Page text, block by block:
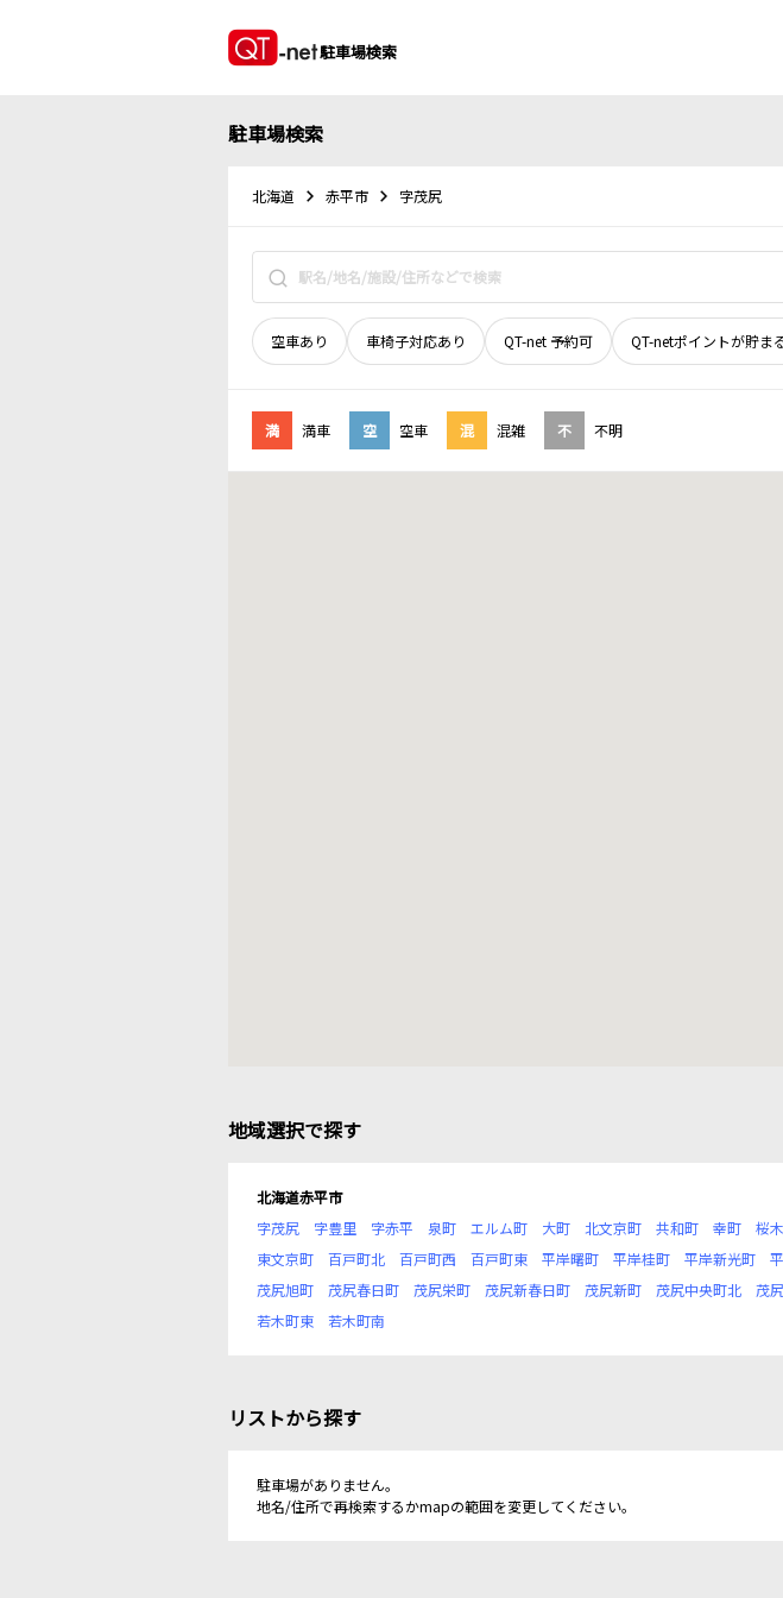
駐車場検索
駐車場検索
北海道 赤平市 字茂尻
空車あり 車椅子対応あり QT-net 予約可 QT-netポイントが貯ま
満 満車 空 空車 混 混雑 不 不明
地域選択で探す
北海道赤平市
字茂尻
字豊里 字赤平 泉町 エルム町 大町 北文京町 共和町 幸町 桜
東文京町
百戸町北 百戸町西 百戸町東 平岸曙町 平岸桂町 平岸新光町
茂尻旭町
茂尻春日町 茂尻栄町 茂尻新春日町 茂尻新町 茂尻中央町北 茂
若木町東
若木町南
リストから探す
駐車場がありません。
地名/住所で再検索するかmapの範囲を変更してください。